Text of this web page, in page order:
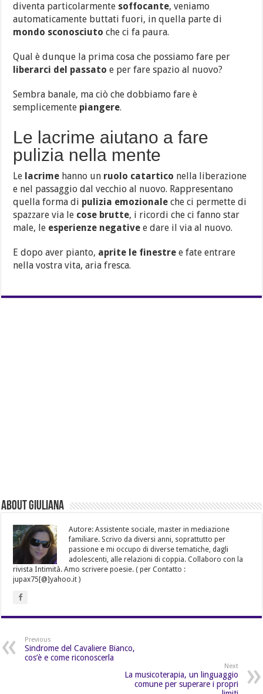
diventa particolarmente soffocante, veniamo
automaticamente buttati fuori, in quella parte di
mondo sconosciuto che ci fa paura.
Qual è dunque la prima cosa che possiamo fare per
liberarci del passato e per fare spazio al nuovo?
Sembra banale, ma ciò che dobbiamo fare è
semplicemente piangere.
Le lacrime aiutano a fare
pulizia nella mente
Le lacrime hanno un ruolo catartico nella liberazione
e nel passaggio dal vecchio al nuovo. Rappresentano
quella forma di pulizia emozionale che ci permette di
spazzare via le cose brutte, i ricordi che ci fanno star
male, le esperienze negative e dare il via al nuovo.
E dopo aver pianto, aprite le finestre e fate entrare
nella vostra vita, aria fresca.
About Giuliana
Autore: Assistente sociale, master in mediazione
familiare. Scrivo da diversi anni, soprattutto per
passione e mi occupo di diverse tematiche, dagli
adolescenti, alle relazioni di coppia. Collaboro con la
rivista Intimità. Amo scrivere poesie. ( per Contatto :
jupax75[@]yahoo.it )
Previous
Sindrome del Cavaliere Bianco,
cos’è e come riconoscerla
Next
La musicoterapia, un linguaggio
comune per superare i propri